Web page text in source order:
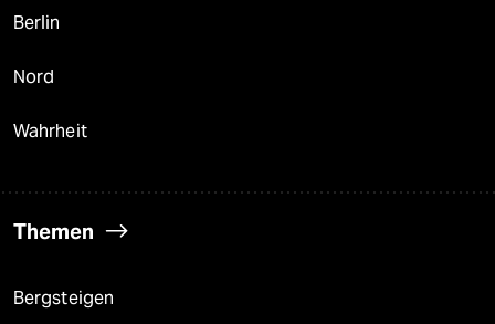
Berlin
Nord
Wahrheit
Themen
Bergsteigen